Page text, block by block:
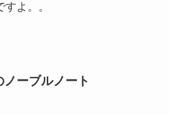
よ。。
ノーブルノート